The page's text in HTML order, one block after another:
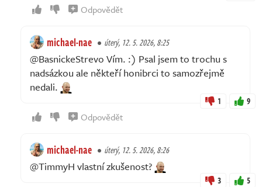
Odpovědět
michael-nae úterý, 12. 5. 2026, 8:25
@BasnickeStrevo Vím. :) Psal jsem to trochu s
nadsázkou ale někteří honibrci to samozřejmě
nedali.
1 9
Odpovědět
michael-nae úterý, 12. 5. 2026, 8:26
@TimmyH vlastní zkušenost?
3 5